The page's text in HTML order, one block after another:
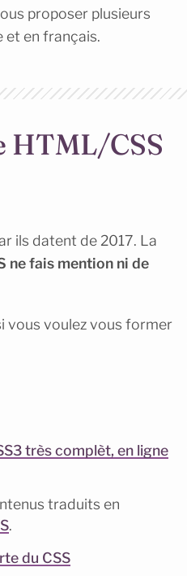
proposer plusieurs
et en français.
HTML/CSS
ils datent de 2017. La
ne fais mention ni de
vous voulez vous former
très complèt, en ligne
traduits en
.
du CSS